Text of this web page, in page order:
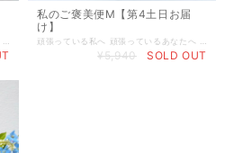
私のご褒美便M【第4土日お届
け】
¥5,940 SOLD OUT